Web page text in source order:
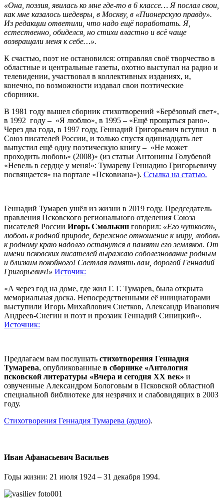
«Она, поэзия, явилась ко мне где-то в 6 классе… Я послал свои,
как мне казалось шедевры, в Москву, в «Пионерскую правду».
Из редакции ответили, что надо ещё поработать. Я,
естественно, обиделся, но стихи властно и всё чаще
возвращали меня к себе…».
К счастью, поэт не остановился: отправлял своё творчество в
областные и центральные газеты, охотно выступал на радио и
телевидении, участвовал в коллективных изданиях, и,
конечно, по возможности издавал свои поэтические
сборники.
В 1981 году вышел сборник стихотворений «Берёзовый свет»,
в 1992 году – «Я люблю», в 1995 – «Ещё прощаться рано».
Через два года, в 1997 году, Геннадий Григорьевич вступил в
Союз писателей России, и только спустя одиннадцать лет
выпустил ещё одну поэтическую книгу – «Не может
проходить любовь» (2008)» (из статьи Антонины Голубевой
«Невель в сердце у меня!»: Тумареву Геннадию Григорьевичу
посвящается» на портале «Псковиана»). Ссылка на статью.
Геннадий Тумарев ушёл из жизни в 2019 году. Председатель
правления Псковского регионального отделения Союза
писателей России Игорь Смолькин говорил: «Его чуткость,
любовь к родной природе, бережное отношение к миру, любовь
к родному краю надолго останутся в памяти его земляков. От
имени псковских писателей выражаю соболезнование родным
и близким покойного! Светлая память вам, дорогой Геннадий
Григорьевич!» Источик:
«А через год на доме, где жил Г. Г. Тумарев, была открыта
мемориальная доска. Непосредственными её инициаторами
выступили Игорь Михайлович Снетков, Александр Иванович
Андреев-Снегин и поэт и прозаик Геннадий Синицкий».
Источник:
Предлагаем вам послушать стихотворения Геннадия
Тумарева, опубликованные в сборнике «Антология
псковской литературы «Вчера и сегодня XX век» и
озвученные Александром Бологовым в Псковской областной
специальной библиотеке для незрячих и слабовидящих в 2003
году.
Стихотворения Геннадия Тумарева (аудио).
Иван Афанасьевич Васильев
Годы жизни: 21 июля 1924 – 31 декабря 1994.